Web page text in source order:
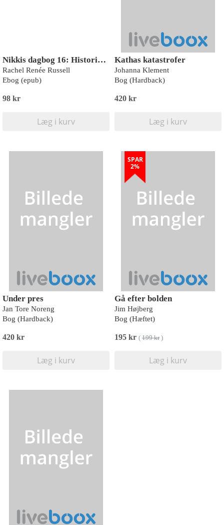
Nikkis dagbog 16: Historier fra en ik’ specielt irriterende lillesøster
Rachel Renée Russell
Ebog (epub)
98 kr
Læg i kurv
Kathas katastrofer
Johanna Klement
Bog (Hardback)
420 kr
Læg i kurv
Under pres
Jan Tore Noreng
Bog (Hardback)
420 kr
Læg i kurv
SPAR
2%
Gå efter bolden
Jim Højberg
Bog (Hæftet)
195 kr ( 199 kr)
Læg i kurv